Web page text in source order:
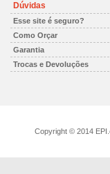
Dúvidas
Esse site é seguro?
Como Orçar
Garantia
Trocas e Devoluções
Copyright © 2014